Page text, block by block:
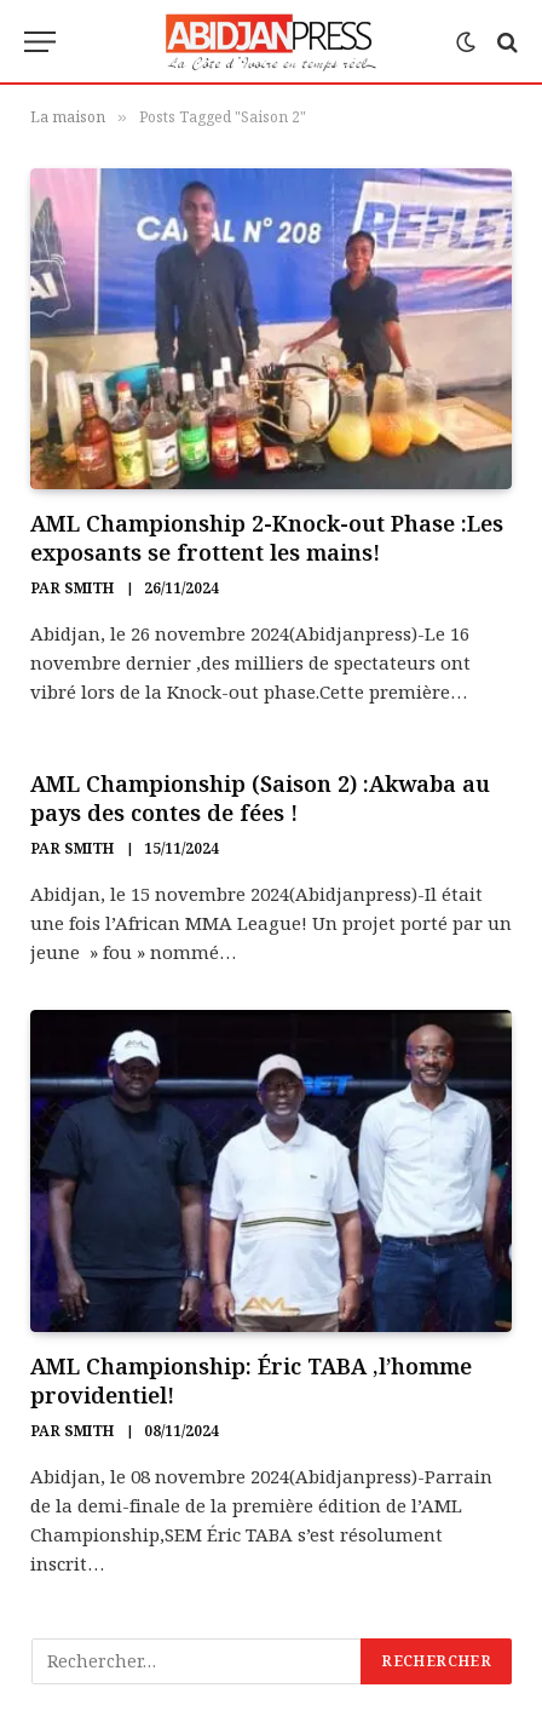
La maison » Posts Tagged "Saison 2"
AML Championship 2-Knock-out Phase :Les
exposants se frottent les mains!
PAR SMITH 26/11/2024
Abidjan, le 26 novembre 2024(Abidjanpress)-Le 16
novembre dernier ,des milliers de spectateurs ont
vibré lors de la Knock-out phase.Cette première…
AML Championship (Saison 2) :Akwaba au
pays des contes de fées !
PAR SMITH 15/11/2024
Abidjan, le 15 novembre 2024(Abidjanpress)-Il était
une fois l’African MMA League! Un projet porté par un
jeune » fou » nommé…
AML Championship: Éric TABA ,l’homme
providentiel!
PAR SMITH 08/11/2024
Abidjan, le 08 novembre 2024(Abidjanpress)-Parrain
de la demi-finale de la première édition de l’AML
Championship,SEM Éric TABA s’est résolument
inscrit…